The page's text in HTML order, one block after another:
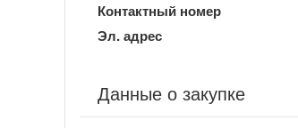
Контактный номер
Эл. адрес
Данные о закупке